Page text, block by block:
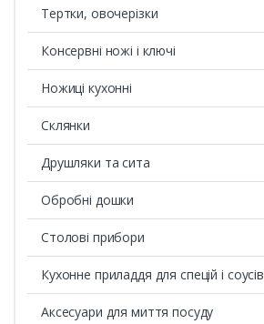
Тертки, овочерізки
Консервні ножі і ключі
Ножиці кухонні
Склянки
Друшляки та сита
Обробні дошки
Столові прибори
Кухонне приладдя для спецій і соусів
Аксесуари для миття посуду